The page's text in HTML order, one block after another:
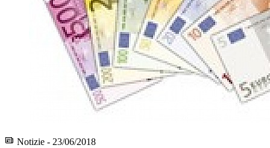
Notizie - 23/06/2018